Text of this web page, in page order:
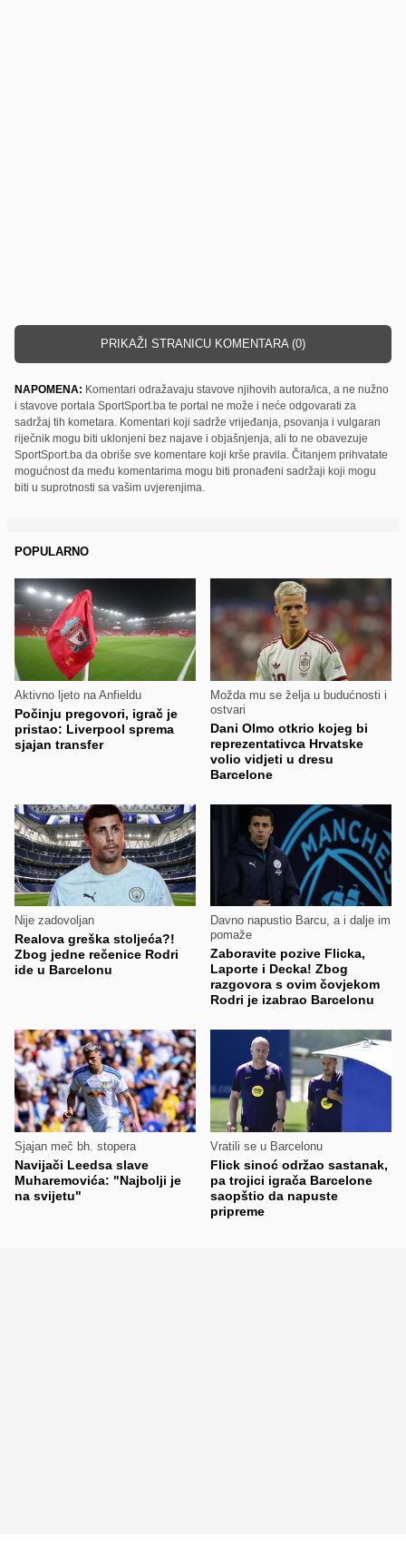
PRIKAŽI STRANICU KOMENTARA (0)
NAPOMENA: Komentari odražavaju stavove njihovih autora/ica, a ne nužno
i stavove portala SportSport.ba te portal ne može i neće odgovarati za
sadržaj tih kometara. Komentari koji sadrže vrijeđanja, psovanja i vulgaran
riječnik mogu biti uklonjeni bez najave i objašnjenja, ali to ne obavezuje
SportSport.ba da obriše sve komentare koji krše pravila. Čitanjem prihvatate
mogućnost da među komentarima mogu biti pronađeni sadržaji koji mogu
biti u suprotnosti sa vašim uvjerenjima.
POPULARNO
Aktivno ljeto na Anfieldu
Počinju pregovori, igrač je
pristao: Liverpool sprema
sjajan transfer
Možda mu se želja u budućnosti i
ostvari
Dani Olmo otkrio kojeg bi
reprezentativca Hrvatske
volio vidjeti u dresu
Barcelone
Nije zadovoljan
Realova greška stoljeća?!
Zbog jedne rečenice Rodri
ide u Barcelonu
Davno napustio Barcu, a i dalje im
pomaže
Zaboravite pozive Flicka,
Laporte i Decka! Zbog
razgovora s ovim čovjekom
Rodri je izabrao Barcelonu
Sjajan meč bh. stopera
Navijači Leedsa slave
Muharemovića: "Najbolji je
na svijetu"
Vratili se u Barcelonu
Flick sinoć održao sastanak,
pa trojici igrača Barcelone
saopštio da napuste
pripreme